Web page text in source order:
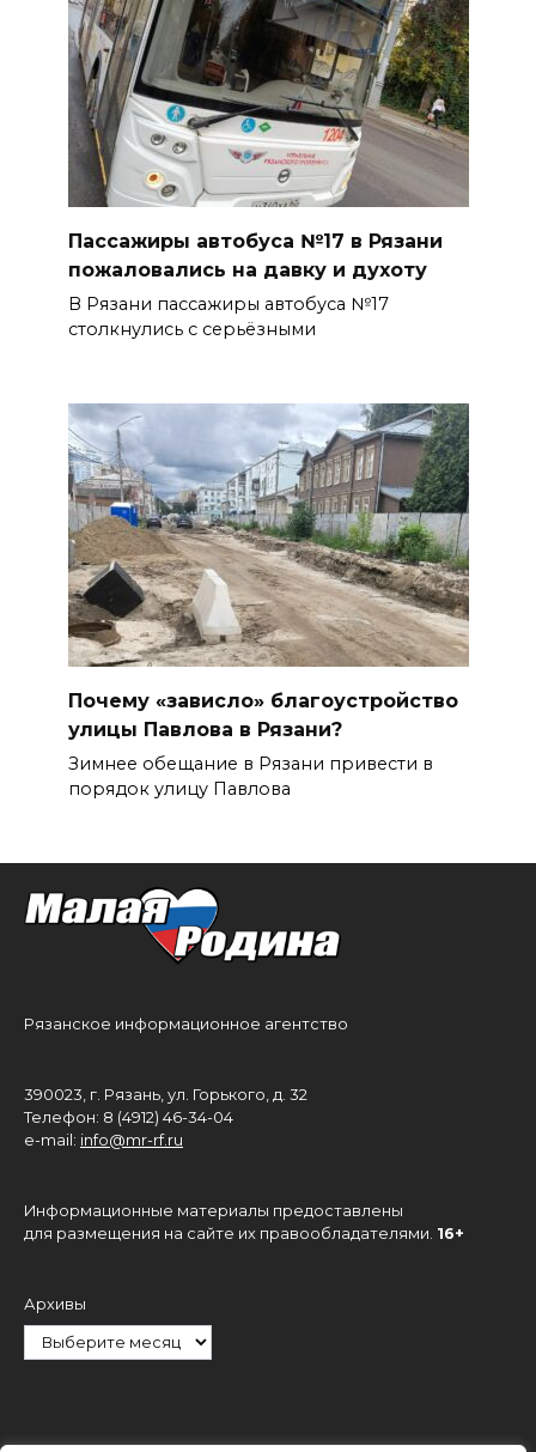
Пассажиры автобуса №17 в Рязани
пожаловались на давку и духоту
В Рязани пассажиры автобуса №17
столкнулись с серьёзными
Почему «зависло» благоустройство
улицы Павлова в Рязани?
Зимнее обещание в Рязани привести в
порядок улицу Павлова
Рязанское информационное агентство
390023, г. Рязань, ул. Горького, д. 32
Телефон: 8 (4912) 46-34-04
e-mail: info@mr-rf.ru
Информационные материалы предоставлены
для размещения на сайте их правообладателями. 16+
Архивы